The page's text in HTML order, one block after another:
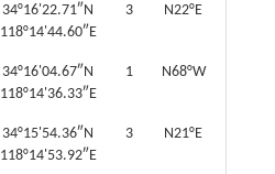
34°16'22.71″N
118°14'44.60″E
3 N22°E
34°16'04.67″N
118°14'36.33″E
1 N68°W
34°15'54.36″N
118°14'53.92″E
3 N21°E